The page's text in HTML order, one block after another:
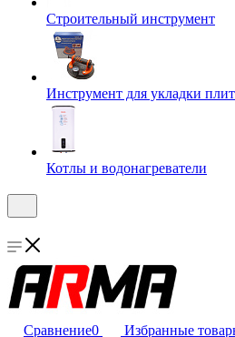
Строительный инструмент
Инструмент для укладки
Котлы и водонагреватели
Сравнение0 Избранные